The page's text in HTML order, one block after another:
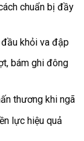
chuẩn bị đầy
khỏi va đập
bám ghi đông
thương khi ngã
lực hiệu quả